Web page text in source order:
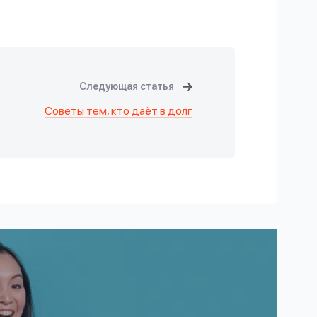
Следующая статья
Советы тем, кто даёт в долг